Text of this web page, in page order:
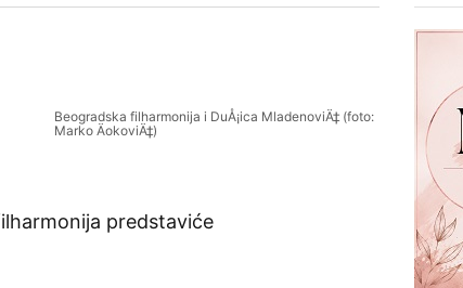
Beogradska filharmonija i DuÅ¡ica MladenoviÄ‡ (foto:
Marko ÄokoviÄ‡)
predstaviće